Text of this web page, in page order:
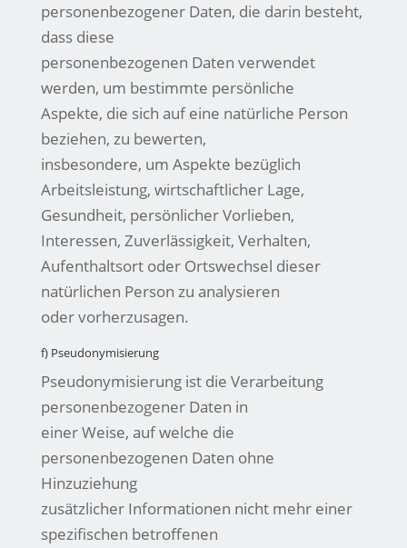
personenbezogener Daten, die darin besteht,
dass diese
personenbezogenen Daten verwendet
werden, um bestimmte persönliche
Aspekte, die sich auf eine natürliche Person
beziehen, zu bewerten,
insbesondere, um Aspekte bezüglich
Arbeitsleistung, wirtschaftlicher Lage,
Gesundheit, persönlicher Vorlieben,
Interessen, Zuverlässigkeit, Verhalten,
Aufenthaltsort oder Ortswechsel dieser
natürlichen Person zu analysieren
oder vorherzusagen.
f) Pseudonymisierung
Pseudonymisierung ist die Verarbeitung
personenbezogener Daten in
einer Weise, auf welche die
personenbezogenen Daten ohne
Hinzuziehung
zusätzlicher Informationen nicht mehr einer
spezifischen betroffenen